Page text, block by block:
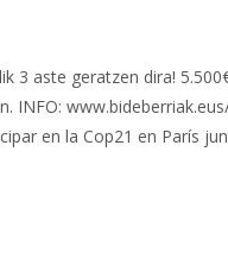
3 aste geratzen dira!
en la Cop21 en París